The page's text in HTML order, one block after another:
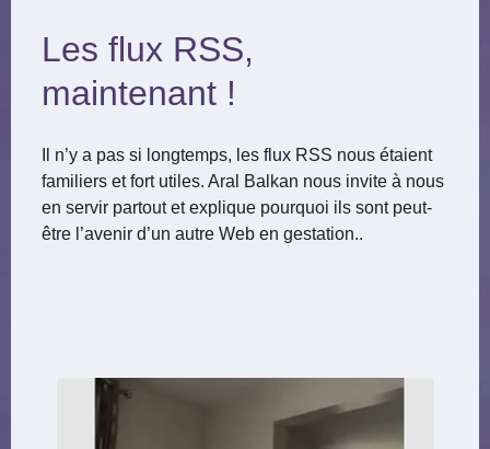
Les flux RSS,
maintenant !
Il n’y a pas si longtemps, les flux RSS nous étaient
familiers et fort utiles. Aral Balkan nous invite à nous
en servir partout et explique pourquoi ils sont peut-
être l’avenir d’un autre Web en gestation..